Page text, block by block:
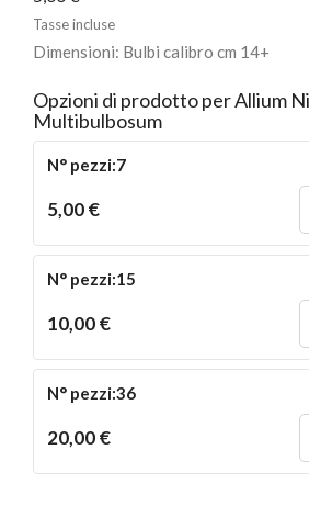
Tasse incluse
Dimensioni: Bulbi calibro cm 14+
Opzioni di prodotto per Allium
Multibulbosum
N° pezzi:7
5,00 €
N° pezzi:15
10,00 €
N° pezzi:36
20,00 €